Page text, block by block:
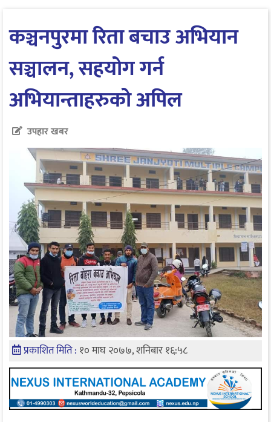
कञ्चनपुरमा रिता बचाउ अभियान
सञ्चालन, सहयोग गर्न
अभियान्ताहरुको अपिल
उपहार खबर
प्रकाशित मिति : १० माघ २०७७, शनिबार १६:५८